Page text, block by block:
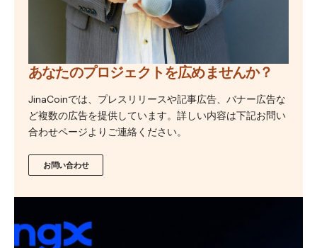
あなたのプロジェクトを広めませんか？
JinaCoinでは、プレスリリースや記事広告、バナー広告な
ど複数の広告を提供しています。詳しい内容は下記お問い
合わせページよりご連絡ください。
お問い合わせ